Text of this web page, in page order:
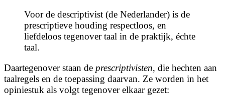
Voor de descriptivist (de Nederlander) is de
prescriptieve houding respectloos, en
liefdeloos tegenover taal in de praktijk, échte
taal.
Daartegenover staan de prescriptivisten, die hechten aan
taalregels en de toepassing daarvan. Ze worden in het
opiniestuk als volgt tegenover elkaar gezet: